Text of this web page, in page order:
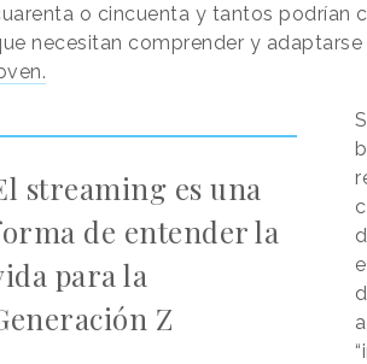
o cincuenta y tantos podrían
necesitan comprender y
streaming es una
de entender la
para la
Z